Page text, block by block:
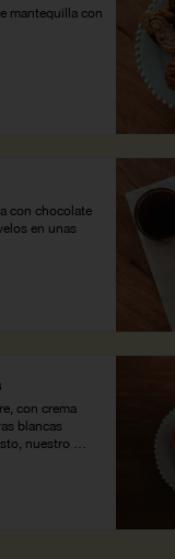
mantequilla con
con chocolate
en unas
con crema
blancas
nuestro